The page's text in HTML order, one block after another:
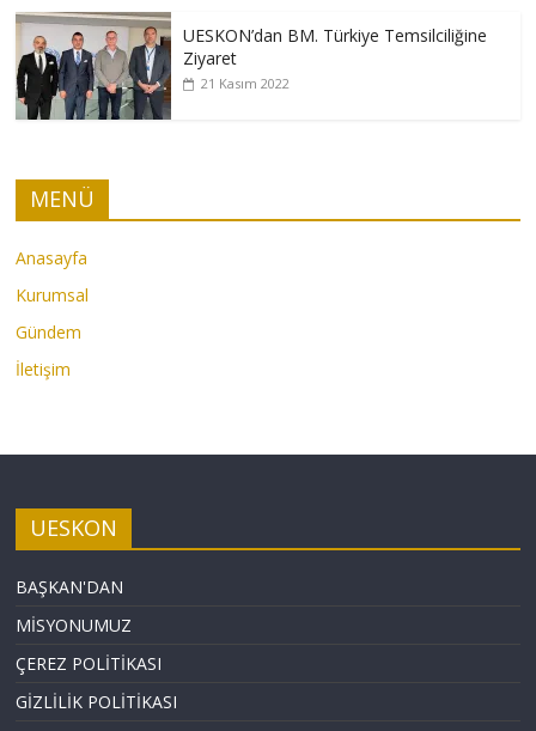
UESKON’dan BM. Türkiye Temsilciliğine
Ziyaret
21 Kasım 2022
MENÜ
Anasayfa
Kurumsal
Gündem
İletişim
UESKON
BAŞKAN'DAN
MİSYONUMUZ
ÇEREZ POLİTİKASI
GİZLİLİK POLİTİKASI